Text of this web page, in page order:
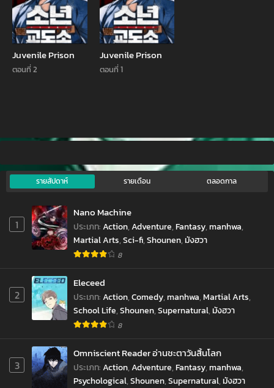
Juvenile Prison
ตอนที่ 2
Juvenile Prison
ตอนที่ 1
รายสัปดาห์ รายเดือน ตลอดกาล
1
Nano Machine
ประเภท:Action,Adventure,Fantasy,manhwa,
Martial Arts,Sci-fi,Shounen,มังฮวา
8
2
Eleceed
ประเภท:Action,Comedy,manhwa,Martial Arts,
School Life,Shounen,Supernatural,มังฮวา
8
3
Omniscient Reader อ่านชะตาวันสิ้นโลก
ประเภท:Action,Adventure,Fantasy,manhwa,
Psychological,Shounen,Supernatural,มังฮวา